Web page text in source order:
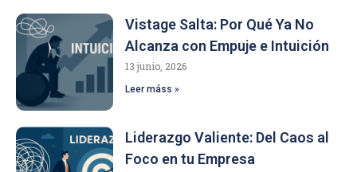
Vistage Salta: Por Qué Ya No
Alcanza con Empuje e Intuición
13 junio, 2026
Leer máss »
Liderazgo Valiente: Del Caos al
Foco en tu Empresa